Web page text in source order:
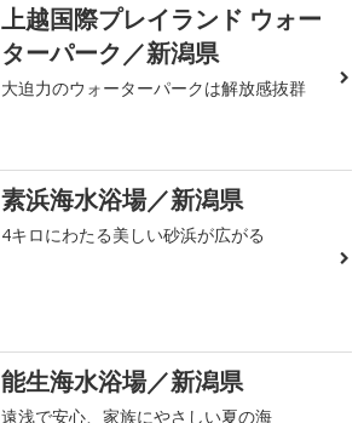
上越国際プレイランド ウォー
ターパーク／新潟県
大迫力のウォーターパークは解放感抜群
素浜海水浴場／新潟県
4キロにわたる美しい砂浜が広がる
能生海水浴場／新潟県
遠浅で安心、家族にやさしい夏の海